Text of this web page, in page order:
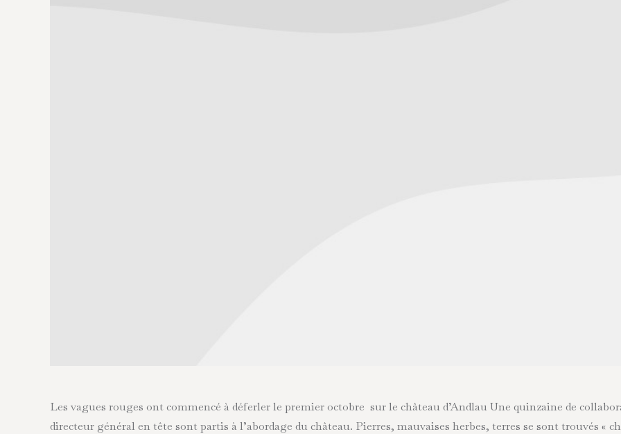
Les vagues rouges ont commencé à déferler le premier octobre sur le château d’Andlau Une quinzaine de
directeur général en tête sont partis à l’abordage du château. Pierres, mauvaises herbes, terres se sont trouvés «